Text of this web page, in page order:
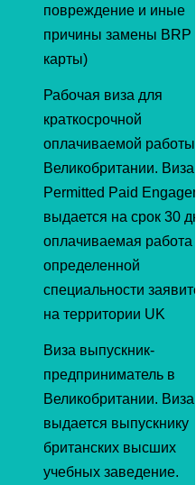
повреждение и иные
причины замены BRP
карты)
Рабочая виза для
краткосрочной
оплачиваемой
Великобритании. Виза
Permitted Paid
выдается на срок 30
оплачиваемая работа
определенной
специальности
на территории UK
Виза выпускник-
предприниматель в
Великобритании. Виза
выдается выпускнику
британских высших
учебных заведение.